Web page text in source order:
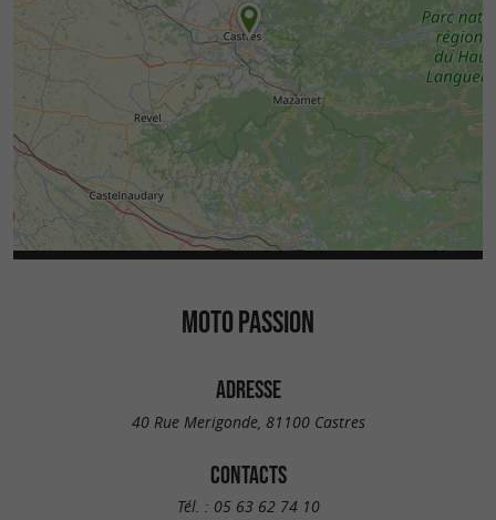
MOTO PASSION
ADRESSE
40 Rue Merigonde, 81100 Castres
CONTACTS
Tél. : 05 63 62 74 10